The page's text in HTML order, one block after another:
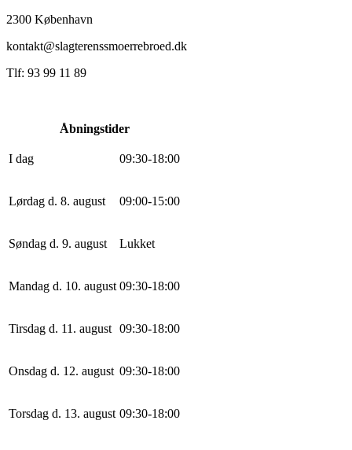
2300 København
kontakt@slagterenssmoerrebroed.dk
Tlf: 93 99 11 89
Åbningstider
I dag 09:30-18:00
Lørdag d. 8. august 09:00-15:00
Søndag d. 9. august Lukket
Mandag d. 10. august 09:30-18:00
Tirsdag d. 11. august 09:30-18:00
Onsdag d. 12. august 09:30-18:00
Torsdag d. 13. august 09:30-18:00